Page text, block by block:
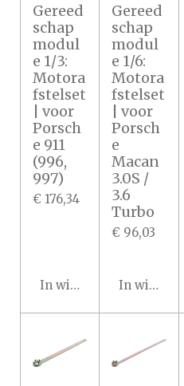
Gereed
schap
modul
e 1/3:
Motora
fstelset
| voor
Porsch
e 911
(996,
997)
€ 176,34
In winkelwagen
Gereed
schap
modul
e 1/6:
Motora
fstelset
| voor
Porsch
e
Macan
3.0S /
3.6
Turbo
€ 96,03
In